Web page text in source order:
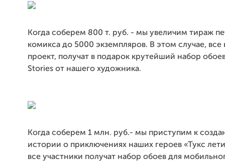
Когда соберем 800 т. руб. - мы увеличим тираж
комикса до 5000 экземпляров. В этом случае,
проект, получат в подарок крутейший набор
Stories от нашего художника.
Когда соберем 1 млн. руб.- мы приступим к
истории о приключениях наших героев «Тукс
все участники получат набор обоев для